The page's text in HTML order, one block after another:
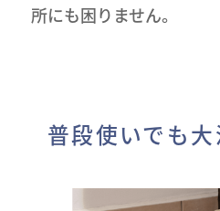
所にも困りません。
普段使いでも大